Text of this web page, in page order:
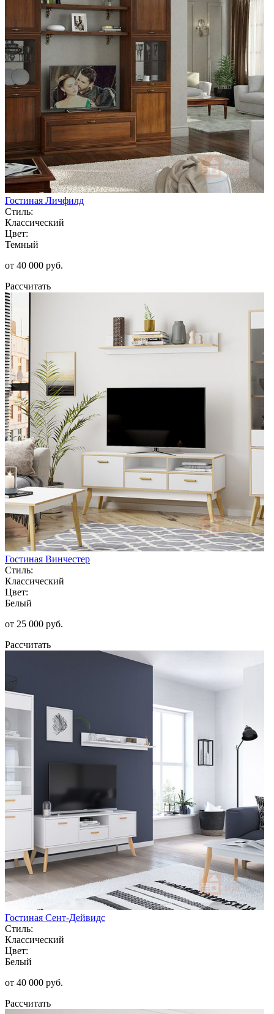
Гостиная Личфилд
Стиль:
Классический
Цвет:
Темный
от 40 000 руб.
Рассчитать
Гостиная Винчестер
Стиль:
Классический
Цвет:
Белый
от 25 000 руб.
Рассчитать
Гостиная Сент-Дейвидс
Стиль:
Классический
Цвет:
Белый
от 40 000 руб.
Рассчитать